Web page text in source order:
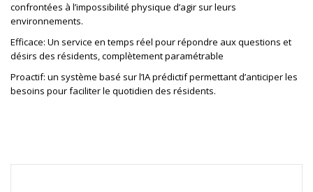
confrontées à l’impossibilité physique d’agir sur leurs
environnements.
Efficace: Un service en temps réel pour répondre aux questions et
désirs des résidents, complètement paramétrable
Proactif: un système basé sur l’IA prédictif permettant d’anticiper les
besoins pour faciliter le quotidien des résidents.